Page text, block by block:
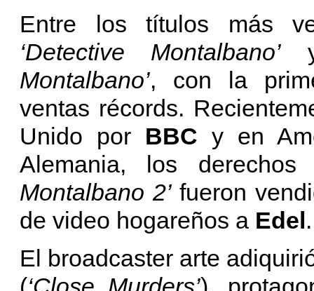
Entre los títulos más
‘Detective Montalbano’
Montalbano’, con la
ventas récords.
Unido por BBC y en
Alemania, los
Montalbano 2’fueron
de video hogareños a Edel.
El broadcaster arte